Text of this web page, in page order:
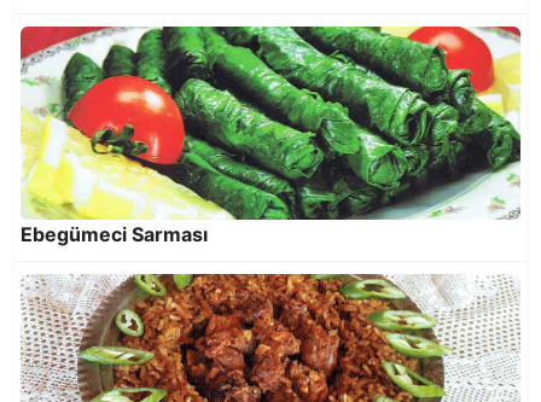
Rezeneli Enginarlı Taze Bezelye
Tombik Buğulama
Ebegümeci Sarması